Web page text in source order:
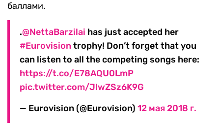
баллами.
.@NettaBarzilai has just accepted her
#Eurovisiontrophy! Don’t forget that you
can listen to all the competing songs here:
https://t.co/E78AQU0LmP
pic.twitter.com/JIwZSz6K9G
— Eurovision (@Eurovision) 12 мая 2018 г.